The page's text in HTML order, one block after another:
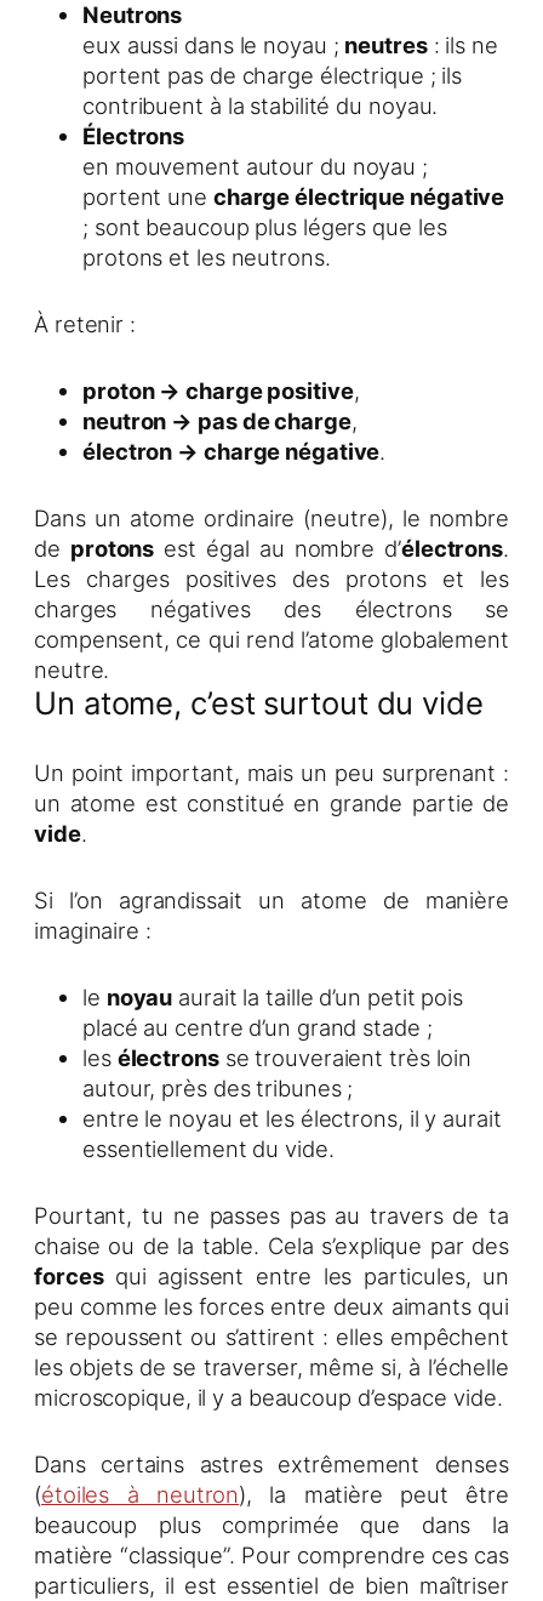
Neutrons
eux aussi dans le noyau ; neutres: ils ne
portent pas de charge électrique ; ils
contribuent à la stabilité du noyau.
Électrons
en mouvement autour du noyau ;
portent une charge électrique négative
; sont beaucoup plus légers que les
protons et les neutrons.
À retenir :
proton → charge positive,
neutron → pas de charge,
électron → charge négative.
Dans un atome ordinaire (neutre), le nombre
de protons est égal au nombre d’électrons.
Les charges positives des protons et les
charges négatives des électrons se
compensent, ce qui rend l’atome globalement
neutre.
Un atome, c’est surtout du vide
Un point important, mais un peu surprenant :
un atome est constitué en grande partie de
vide.
Si l’on agrandissait un atome de manière
imaginaire :
le noyau aurait la taille d’un petit pois
placé au centre d’un grand stade ;
les électronsse trouveraient très loin
autour, près des tribunes ;
entre le noyau et les électrons, il y aurait
essentiellement du vide.
Pourtant, tu ne passes pas au travers de ta
chaise ou de la table. Cela s’explique par des
forcesqui agissent entre les particules, un
peu comme les forces entre deux aimants qui
se repoussent ou s’attirent : elles empêchent
les objets de se traverser, même si, à l’échelle
microscopique, il y a beaucoup d’espace vide.
Dans certains astres extrêmement denses
(étoiles à neutron), la matière peut être
beaucoup plus comprimée que dans la
matière “classique”. Pour comprendre ces cas
particuliers, il est essentiel de bien maîtriser